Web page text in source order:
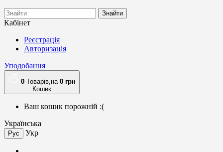
Знайти
Кабінет
Реєстрація
Авторизація
Уподобання
0 Товарів,на 0 грн
Кошик
Ваш кошик порожній :(
Українська
Рус Укр